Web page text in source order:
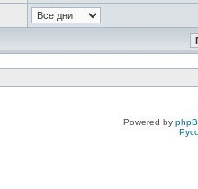
Powered by